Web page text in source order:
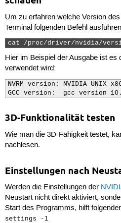
ii  screen-resolution-
ii  xserver-xorg-video-
Um zu erfahren welche Version
Terminal folgenden Befehl
cat /proc/driver/nvidia/
Hier im Beispiel der Ausgabe ist es
verwendet wird:
NVRM version: NVIDIA UNIX
GCC version:  gcc version
3D-Funktionalität testen
Wie man die 3D-Fähigkeit testet,
nachlesen.
Einstellungen nach
Werden die Einstellungen der
Neustart nicht direkt aktiviert,
Start des Programms, hilft
settings -l